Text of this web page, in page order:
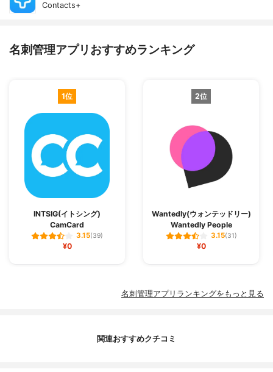
Contacts+
名刺管理アプリおすすめランキング
1位
INTSIG(イトシング)
CamCard
3.15(39)
¥0
2位
Wantedly(ウォンテッドリー)
Wantedly People
3.15(31)
¥0
名刺管理アプリランキングをもっと見る
関連おすすめクチコミ